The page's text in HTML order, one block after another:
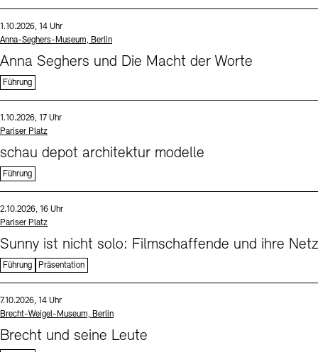
Datum und Uhrzeit:
1.10.2026, 14 Uhr
Standort
Anna-Seghers-Museum, Berlin
Anna Seghers und Die Macht der Worte
Führung
Datum und Uhrzeit:
1.10.2026, 17 Uhr
Standort
Pariser Platz
schau depot architektur modelle
Führung
Datum und Uhrzeit:
2.10.2026, 16 Uhr
Standort
Pariser Platz
Sunny ist nicht solo: Filmschaffende und ihre
Führung Präsentation
Datum und Uhrzeit:
7.10.2026, 14 Uhr
Standort
Brecht-Weigel-Museum, Berlin
Brecht und seine Leute